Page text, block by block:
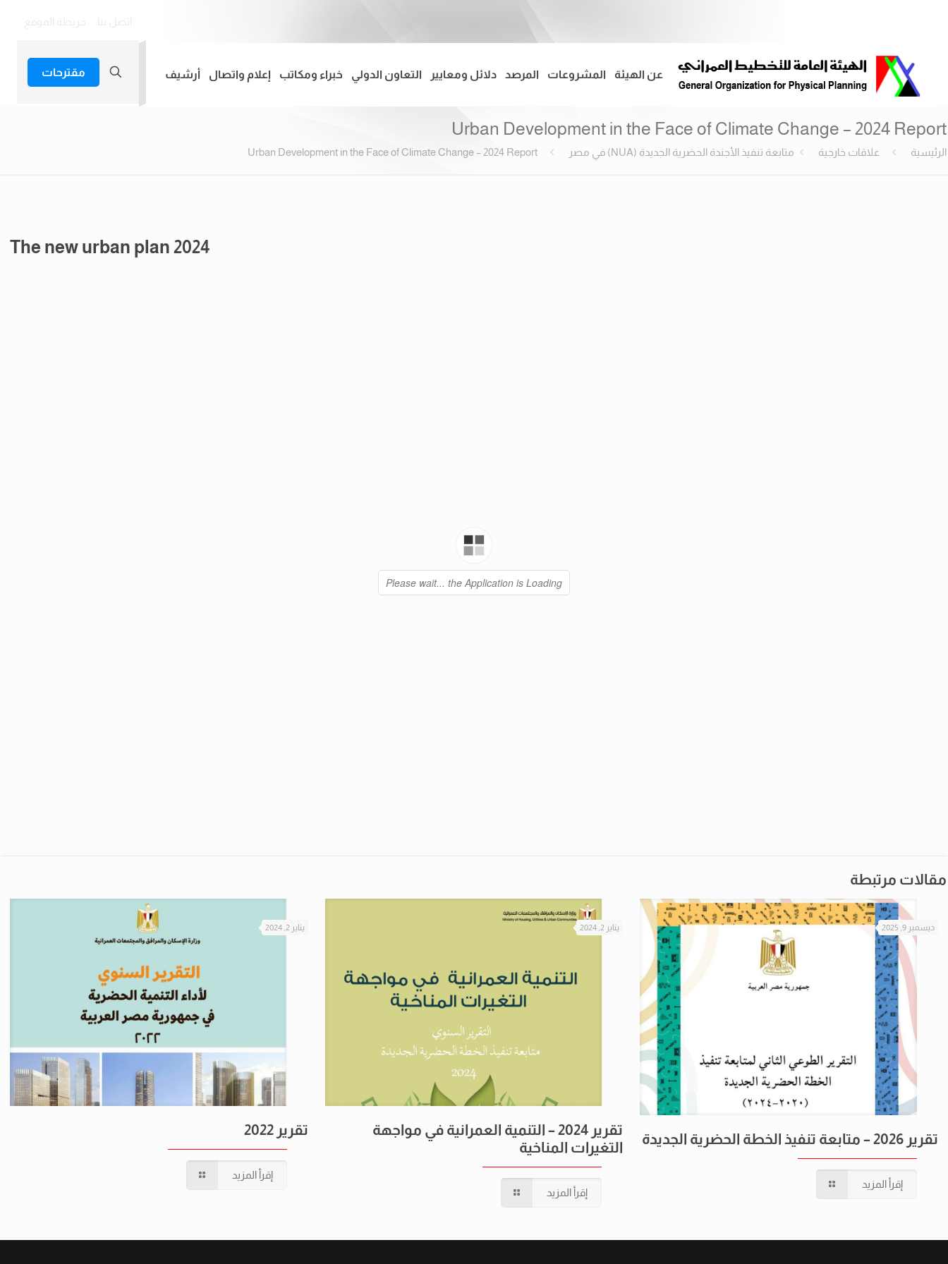
عن الهيئة المشروعات المرصد دلائل ومعايير التعاون الدولي خبراء ومكاتب إعلام واتصال أرشيف مقترحات
Urban Development in the Face of Climate Change – 2024 Report
الرئيسية علاقات خارجية متابعة تنفيذ الأجندة الحضرية الجديدة (NUA) في مصر Urban Development in the Face of Climate Change – 2024 Report
The new urban plan 2024
مقالات مرتبطة
ديسمبر 9, 2025
تقرير 2026 – متابعة تنفيذ الخطة الحضرية الجديدة
إقرأ المزيد
يناير 2, 2024
تقرير 2024 – التنمية العمرانية في مواجهة
التغيرات المناخية
إقرأ المزيد
يناير 2, 2024
تقرير 2022
إقرأ المزيد